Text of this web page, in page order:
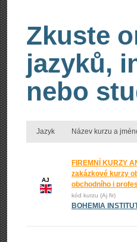
Zkuste
jazyků,
nebo
Jazyk Název kurzu a
AJ
FIREMNÍ KURZY
zakázkové kurzy
obchodního i
kód kurzu (Aj fir)
BOHEMIA